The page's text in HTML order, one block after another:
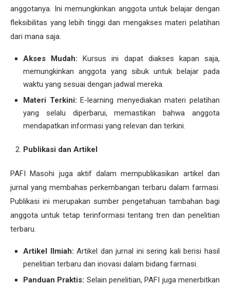
anggotanya. Ini memungkinkan anggota untuk belajar dengan
fleksibilitas yang lebih tinggi dan mengakses materi pelatihan
dari mana saja.
Akses Mudah:Kursus ini dapat diakses kapan saja,
memungkinkan anggota yang sibuk untuk belajar pada
waktu yang sesuai dengan jadwal mereka.
Materi Terkini:E-learning menyediakan materi pelatihan
yang selalu diperbarui, memastikan bahwa anggota
mendapatkan informasi yang relevan dan terkini.
Publikasi dan Artikel
PAFI Masohi juga aktif dalam mempublikasikan artikel dan
jurnal yang membahas perkembangan terbaru dalam farmasi.
Publikasi ini merupakan sumber pengetahuan tambahan bagi
anggota untuk tetap terinformasi tentang tren dan penelitian
terbaru.
Artikel Ilmiah:Artikel dan jurnal ini sering kali berisi hasil
penelitian terbaru dan inovasi dalam bidang farmasi.
Panduan Praktis: Selain penelitian, PAFI juga menerbitkan